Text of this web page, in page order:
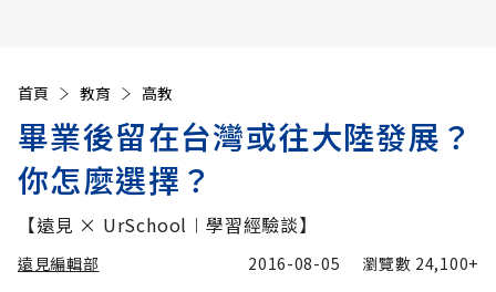
首頁 教育 高教
畢業後留在台灣或往大陸發展？
你怎麼選擇？
【遠見 × UrSchool︱學習經驗談】
遠見編輯部 2016-08-05 瀏覽數 24,100+